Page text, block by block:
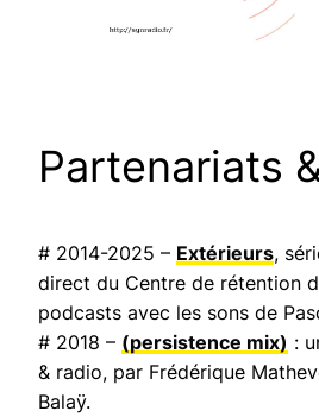
Partenariats
# 2014-2025 – Extérieurs,
direct du Centre de rétention
podcasts avec les sons de
# 2018 – (persistence mix) :
& radio, par Frédérique
Balaÿ.